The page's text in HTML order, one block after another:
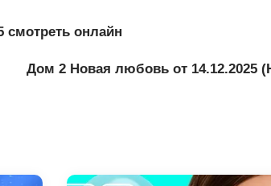
смотреть онлайн
Дом 2 Новая любовь от 14.12.2025